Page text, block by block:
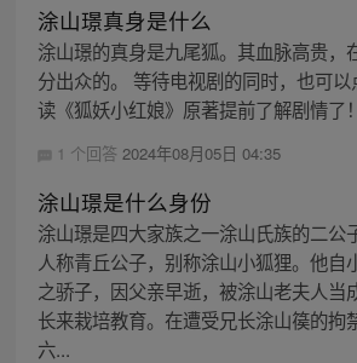
涂山璟真身是什么
涂山璟的真身是九尾狐。其血脉高贵，
分出众的。 等待电视剧的同时，也可
读《狐妖小红娘》原著提前了解剧情了！
1 个回答 2024年08月05日 04:35
涂山璟是什么身份
涂山璟是四大家族之一涂山氏族的二公
人称青丘公子，别称涂山小狐狸。他自
之骄子，因父亲早逝，被涂山老夫人当
长来栽培教育。在遭受兄长涂山篌的拘
六...